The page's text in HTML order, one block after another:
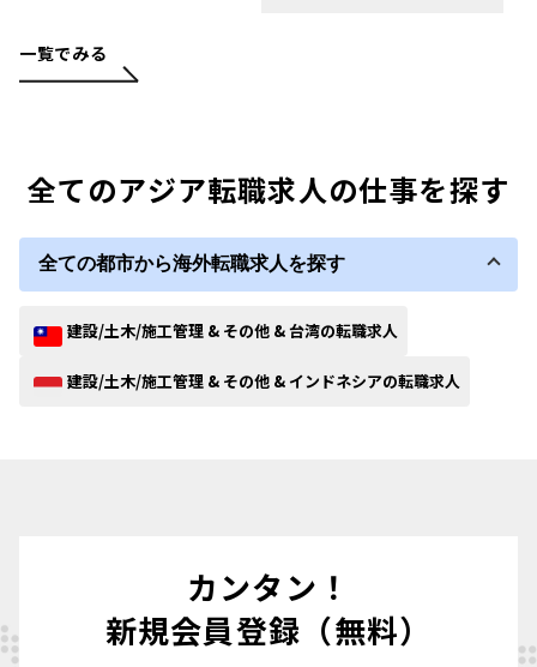
一覧でみる
全てのアジア転職求人の仕事を探す
全ての都市から海外転職求人を探す
建設/土木/施工管理 & その他 & 台湾の転職求人
建設/土木/施工管理 & その他 & インドネシアの転職求人
カンタン！
新規会員登録（無料）